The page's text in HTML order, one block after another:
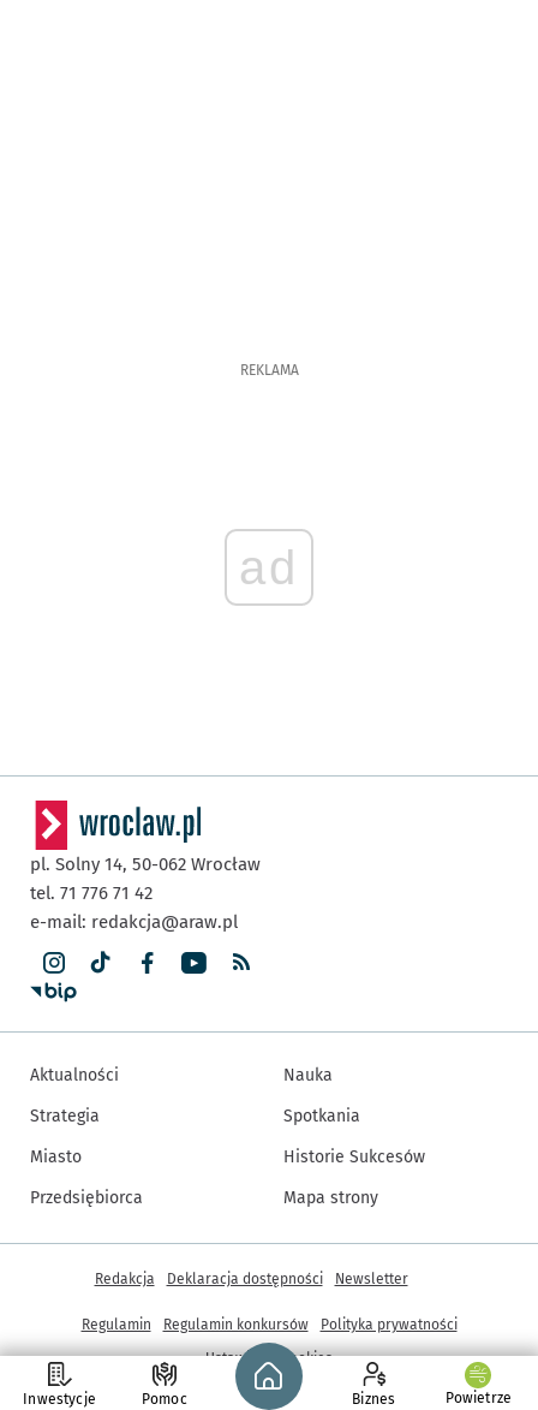
REKLAMA
ad
Inwestycje Pomoc
Strona główna - wroclaw.pl
Biznes Powietrze
pl. Solny 14, 50-062 Wrocław
tel. 71 776 71 42
e-mail: redakcja@araw.pl
Aktualności
Strategia
Miasto
Przedsiębiorca
Nauka
Spotkania
Historie Sukcesów
Mapa strony
© Copyright 2005-2026, ARAW S.A., Gmina Wrocław
Inne informacje
Redakcja Deklaracja dostępności Newsletter
Regulamin Regulamin konkursów
Polityka prywatności
Ustawienia cookies